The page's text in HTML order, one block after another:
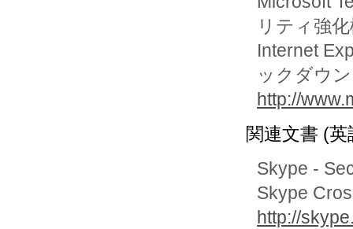
リティ強
Internet
ックダウン
http://
関連文書 (英
Skype -
Skype
http://